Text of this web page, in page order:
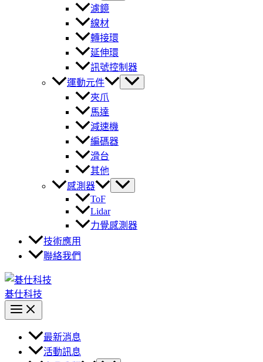
濾鏡
線材
轉接環
延伸環
訊號控制器
運動元件
夾爪
馬達
減速機
編碼器
滑台
其他
感測器
ToF
Lidar
力覺感測器
技術應用
聯絡我們
碁仕科技
最新消息
活動訊息